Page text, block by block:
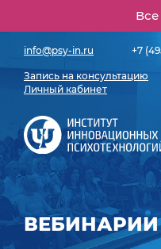
Все
info@psy-in.ru +7
Запись на консультацию
Личный кабинет
ВЕБИНАРИИ